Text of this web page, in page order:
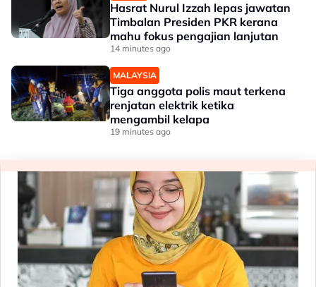
Hasrat Nurul Izzah lepas jawatan
Timbalan Presiden PKR kerana
mahu fokus pengajian lanjutan
14 minutes ago
MALAYSIA
Tiga anggota polis maut terkena
renjatan elektrik ketika
mengambil kelapa
19 minutes ago